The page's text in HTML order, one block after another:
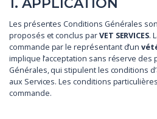
1. APPLICATION
Les présentes Conditions Générales
proposés et conclus parVET SERVICES.
commande par le représentant d’un
implique l’acceptation sans réserve
Générales, qui stipulent les conditions
aux Services. Les conditions
commande.